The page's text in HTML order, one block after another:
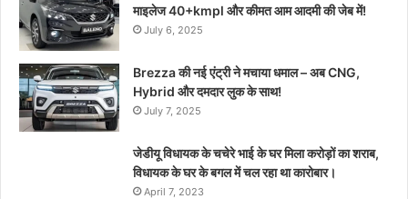
माइलेज 40+kmpl और कीमत आम आदमी की जेब में!
July 6, 2025
Brezza की नई एंट्री ने मचाया धमाल – अब CNG,
Hybrid और दमदार लुक के साथ!
July 7, 2025
जेडीयू विधायक के चचेरे भाई के घर मिला करोड़ों का शराब,
विधायक के घर के बगल में चल रहा था कारोबार।
April 7, 2023